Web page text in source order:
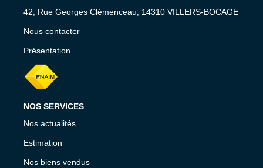
42, Rue Georges Clémenceau, 14310 VILLERS-BOCAGE
Nous contacter
Présentation
NOS SERVICES
Nos actualités
Estimation
Nos biens vendus